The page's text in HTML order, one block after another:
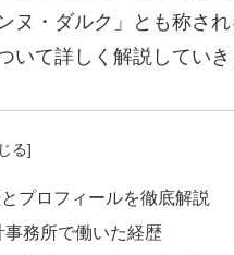
ヌ・ダルク」とも称さ
て詳しく解説していき
プロフィールを徹底解説
務所で働いた経歴